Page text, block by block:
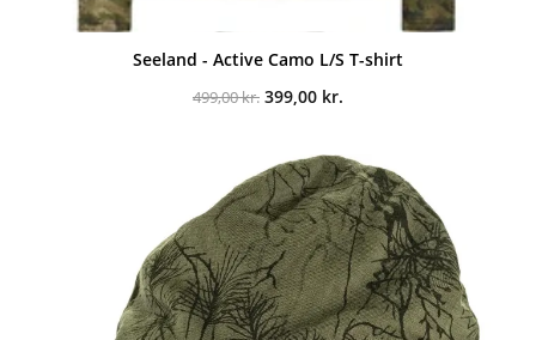
Seeland - Active Camo L/S T-shirt
499,00kr. Den
499,00 kr..
399,00 kr.
er:
399,00 kr..